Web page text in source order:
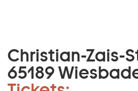
Christian-Zais-
65189